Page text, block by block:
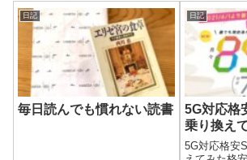
日記
毎日読んでも慣れない読書
日記
5G対応格
乗り換え
5G対応格安